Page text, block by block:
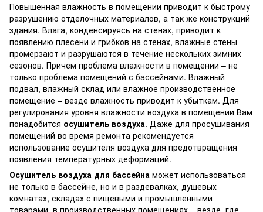
Повышенная влажность в помещении приводит к быстрому
разрушению отделочных материалов, а так же конструкций
здания. Влага, конденсируясь на стенах, приводит к
появлению плесени и грибков на стенах, влажные стены
промерзают и разрушаются в течение нескольких зимних
сезонов. Причем проблема влажности в помещении – не
только проблема помещений с бассейнами. Влажный
подвал, влажный склад или влажное производственное
помещение – везде влажность приводит к убыткам. Для
регулирования уровня влажности воздуха в помещении Вам
понадобится осушитель воздуха. Даже для просушивания
помещений во время ремонта рекомендуется
использование осушителя воздуха для предотвращения
появления температурных деформаций.
Осушитель воздуха для бассейна может использоваться
не только в бассейне, но и в раздевалках, душевых
комнатах, складах с пищевыми и промышленными